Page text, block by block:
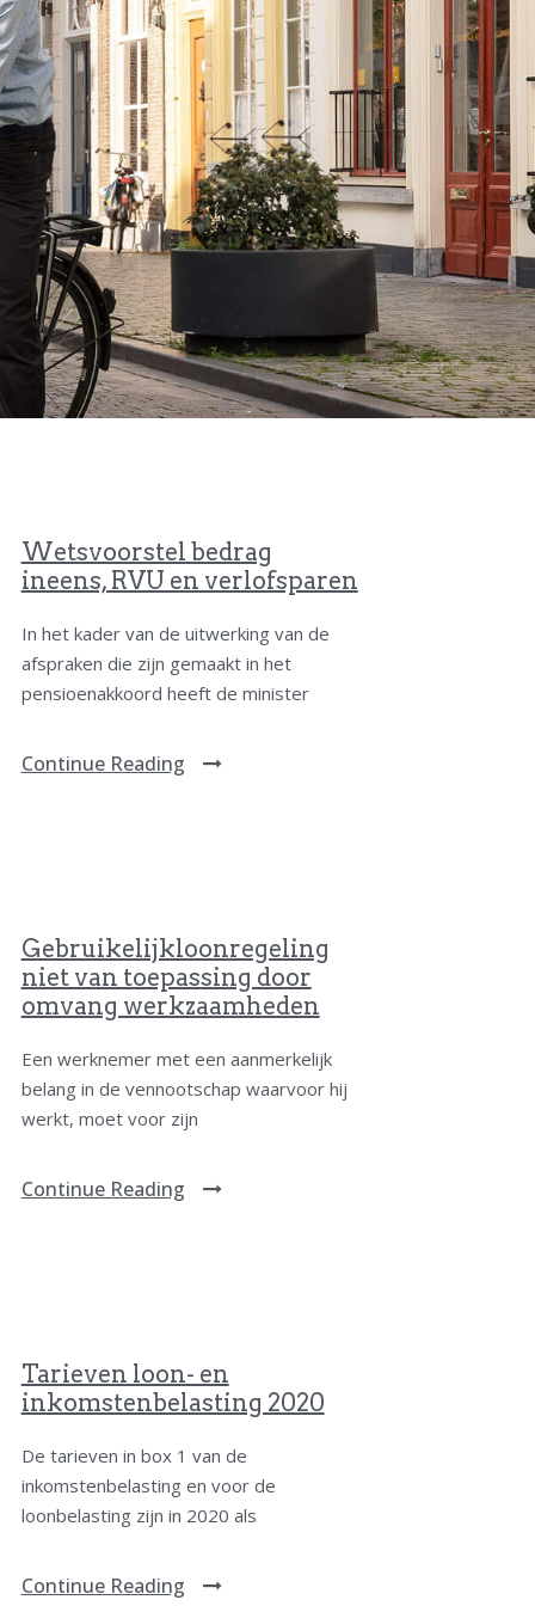
Wetsvoorstel bedrag
ineens, RVU en verlofsparen
In het kader van de uitwerking van de
afspraken die zijn gemaakt in het
pensioenakkoord heeft de minister
Continue Reading
Gebruikelijkloonregeling
niet van toepassing door
omvang werkzaamheden
Een werknemer met een aanmerkelijk
belang in de vennootschap waarvoor hij
werkt, moet voor zijn
Continue Reading
Tarieven loon- en
inkomstenbelasting 2020
De tarieven in box 1 van de
inkomstenbelasting en voor de
loonbelasting zijn in 2020 als
Continue Reading